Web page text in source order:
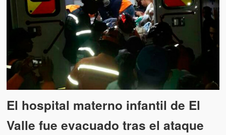
El hospital materno infantil de El
Valle fue evacuado tras el ataque